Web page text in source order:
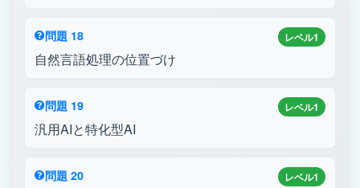
レベル1
問題 18
自然言語処理の位置づけ
レベル1
問題 19
汎用AIと特化型AI
レベル1
問題 20